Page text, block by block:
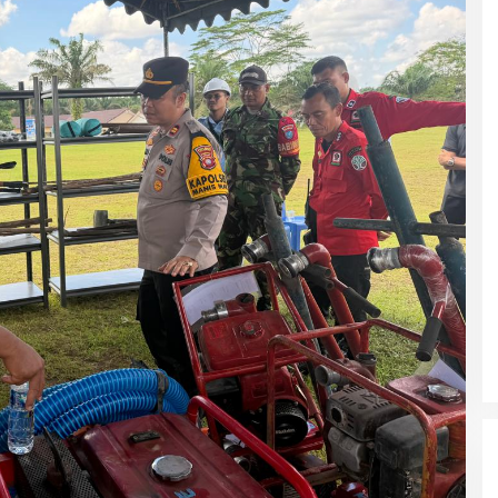
Polri Gandeng UPH dan Komdigi
Edukasi Mahasiswa Cegah Judi
Online Lewat Program Polri Goes
to Campus